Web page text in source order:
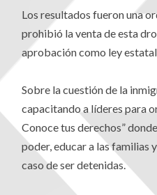
Los resultados fueron una
prohibió la venta de esta
aprobación como ley estatal.
Sobre la cuestión de la
capacitando a líderes para
Conoce tus derechos”
poder, educar a las familias
caso de ser detenidas.